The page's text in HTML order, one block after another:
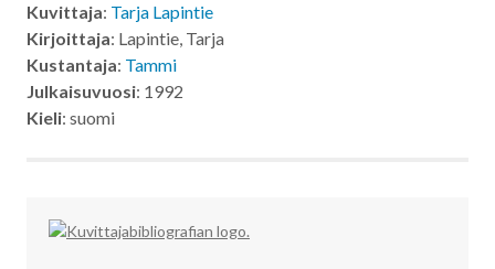
Kuvittaja: Tarja Lapintie
Kirjoittaja: Lapintie, Tarja
Kustantaja: Tammi
Julkaisuvuosi: 1992
Kieli: suomi